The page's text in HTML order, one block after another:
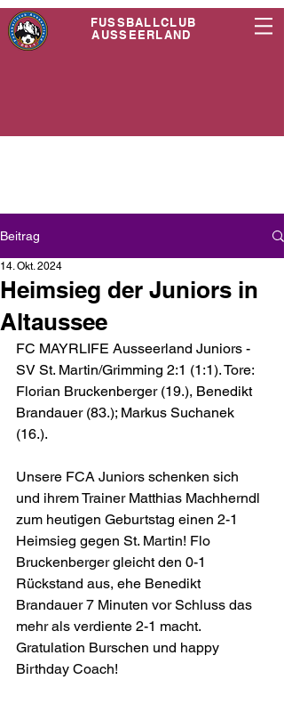
FUSSBALLCLUB
AUSSEERLAND
Beitrag
Heimsieg der Juniors in
Altaussee
14. Okt. 2024
FC MAYRLIFE Ausseerland Juniors -
SV St. Martin/Grimming 2:1 (1:1). Tore:
Florian Bruckenberger (19.), Benedikt
Brandauer (83.); Markus Suchanek
(16.).
Unsere FCA Juniors schenken sich
und ihrem Trainer Matthias Machherndl
zum heutigen Geburtstag einen 2-1
Heimsieg gegen St. Martin! Flo
Bruckenberger gleicht den 0-1
Rückstand aus, ehe Benedikt
Brandauer 7 Minuten vor Schluss das
mehr als verdiente 2-1 macht.
Gratulation Burschen und happy
Birthday Coach!